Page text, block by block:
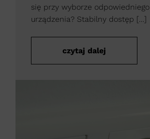
się przy wyborze odpowiedniego
urządzenia? Stabilny dostęp […]
czytaj dalej